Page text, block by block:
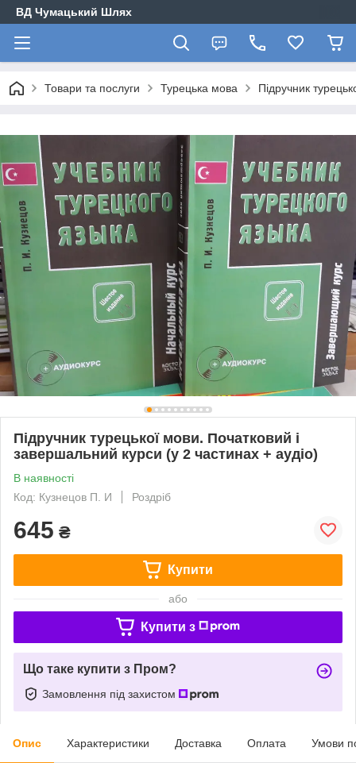
ВД Чумацький Шлях
Товари та послуги Турецька мова Підручник
Підручник турецької мови. Початковий і
завершальний курси (у 2 частинах + аудіо)
В наявності
Код: Кузнецов П. И
Роздріб
645 ₴
Купити
або
Купити з
Що таке купити з Пром?
Замовлення під захистом
Опис Характеристики Доставка Оплата Умови